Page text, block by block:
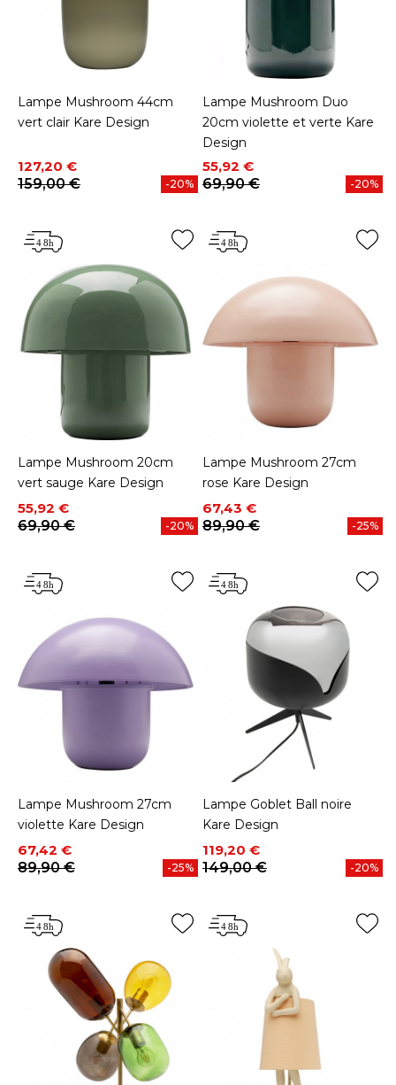
Lampe Mushroom 44cm
vert clair Kare Design
Prix
127,20 €
Prix de base
159,00 €
-20%
Lampe Mushroom Duo
20cm violette et verte Kare
Design
Prix
55,92 €
Prix de base
69,90 €
-20%
Lampe Mushroom 20cm
vert sauge Kare Design
Prix
55,92 €
Prix de base
69,90 €
-20%
Lampe Mushroom 27cm
rose Kare Design
Prix
67,43 €
Prix de base
89,90 €
-25%
Lampe Mushroom 27cm
violette Kare Design
Prix
67,42 €
Prix de base
89,90 €
-25%
Lampe Goblet Ball noire
Kare Design
Prix
119,20 €
Prix de base
149,00 €
-20%